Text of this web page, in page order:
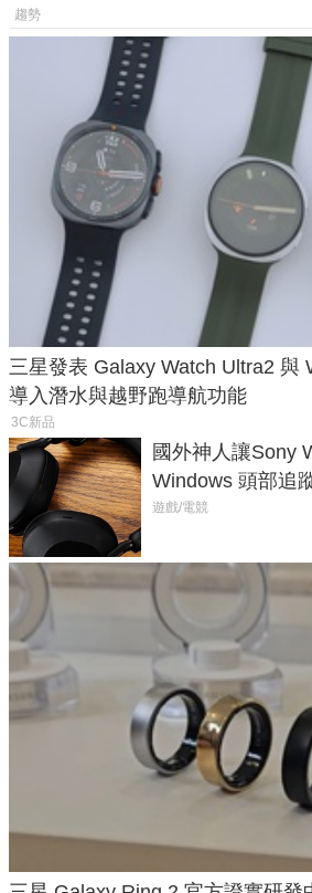
後台追蹤
趨勢
三星發表 Galaxy Watch Ultra2 與
導入潛水與越野跑導航功能
3C新品
國外神人讓Sony
Windows 頭部追
飛行超有感
遊戲/電競